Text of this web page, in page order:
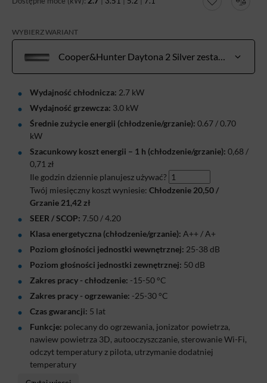
WYBIERZ WARIANT
Wydajność chłodnicza: 2.7 kW
Wydajność grzewcza: 3.0 kW
Średnie zużycie energii (chłodzenie/grzanie): 0.67 / 0.70
kW
Szacunkowy koszt energii – 1 h (chłodzenie/grzanie): 0,68 /
0,71 zł
Ile godzin dziennie planujesz używać?
Twój miesięczny koszt wyniesie: Chłodzenie 20,50 /
Grzanie 21,42 zł
SEER / SCOP: 7.50 / 4.20
Klasa energetyczna (chłodzenie/grzanie): A++ / A+
Poziom głośności jednostki wewnętrznej: 25-38 dB
Poziom głośności jednostki zewnętrznej: 50 dB
Zakres pracy - chłodzenie: -15-50 °C
Zakres pracy - ogrzewanie: -25-30 °C
Czas gwarancji: 5 lat
Funkcje: polecany do ogrzewania, jonizator powietrza,
nawiew powietrza 3D, autooczyszczanie, sterowanie Wi-Fi,
odczyt temperatury z pilota, utrzymanie dodatniej
temperatury